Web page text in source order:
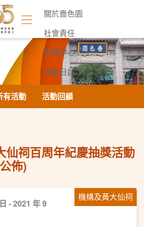
關於嗇色園
社會責任
新聞中心
活動日誌
聯絡我們
有活動 活動回顧
仙祠百周年紀慶抽獎活動
佈)
機構及黃大仙祠
- 2021 年 9